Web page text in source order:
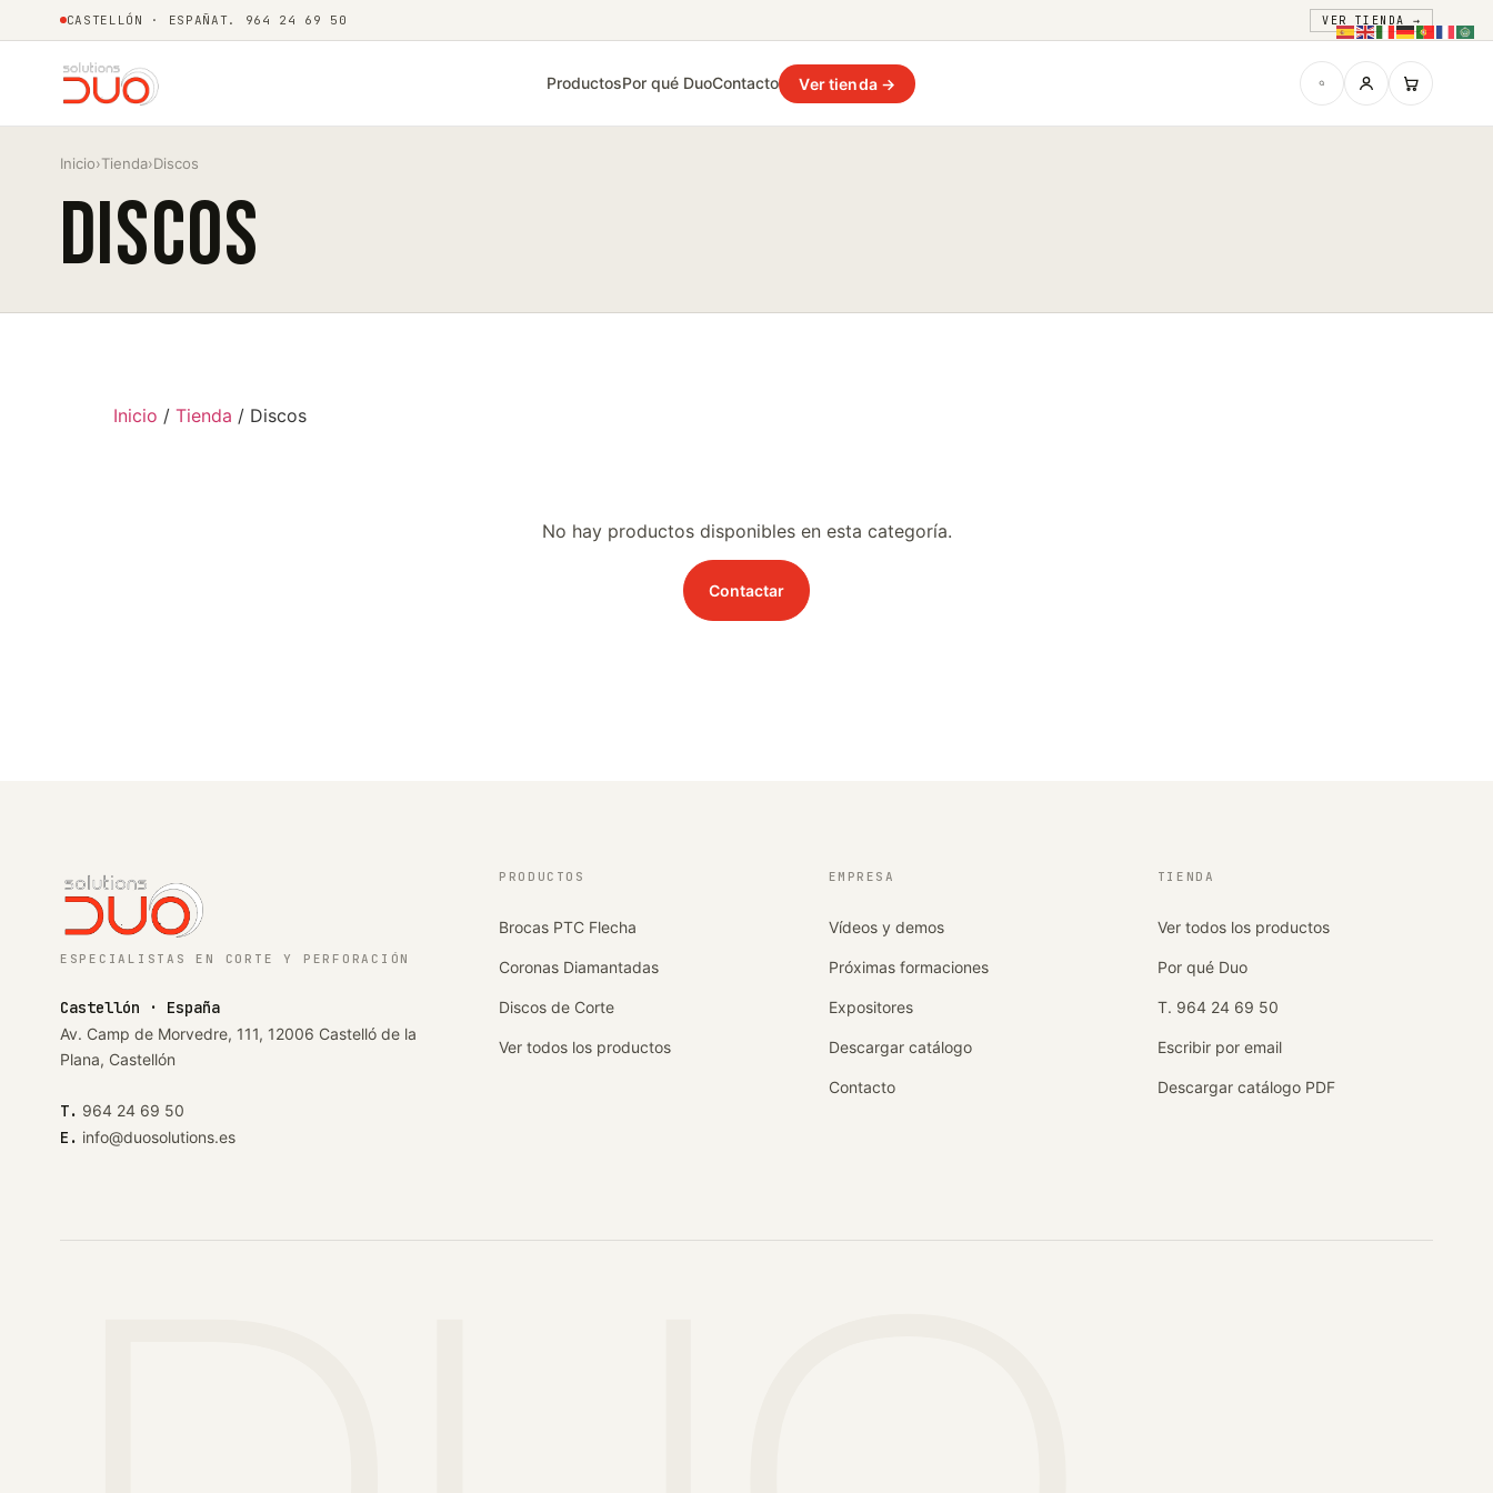
CASTELLÓN · ESPAÑAT. 964 24 69 50 VER TIENDA →
ProductosPor qué DuoContacto Ver tienda →
Inicio›Tienda›Discos
Discos
Inicio / Tienda / Discos
No hay productos disponibles en esta categoría.
Contactar
ESPECIALISTAS EN CORTE Y PERFORACIÓN
Castellón · España
Av. Camp de Morvedre, 111, 12006 Castelló de la
Plana, Castellón
T. 964 24 69 50
E. info@duosolutions.es
PRODUCTOS
Brocas PTC Flecha
Coronas Diamantadas
Discos de Corte
Ver todos los productos
EMPRESA
Vídeos y demos
Próximas formaciones
Expositores
Descargar catálogo
Contacto
TIENDA
Ver todos los productos
Por qué Duo
T. 964 24 69 50
Escribir por email
Descargar catálogo PDF